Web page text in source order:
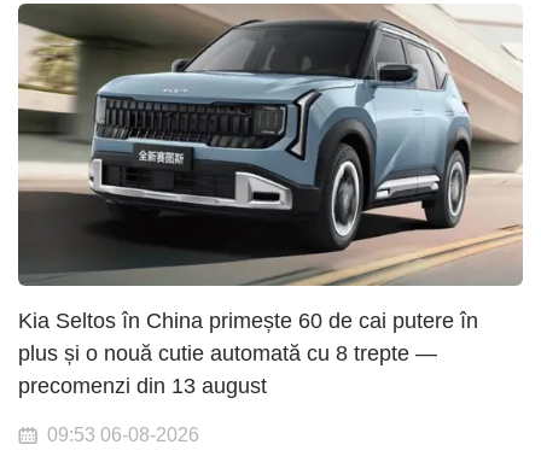
Kia Seltos în China primește 60 de cai putere în
plus și o nouă cutie automată cu 8 trepte —
precomenzi din 13 august
09:53 06-08-2026